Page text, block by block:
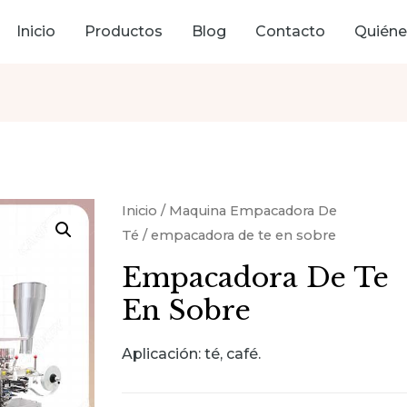
Inicio Productos Blog Contacto
Inicio / Maquina Empacadora De
Té / empacadora de te en sobre
Empacadora De Te
En Sobre
Aplicación: té, café.